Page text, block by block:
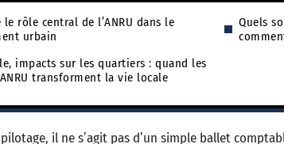
rôle central de l’ANRU dans le
urbain
Quels
impacts sur les quartiers : quand les
transforment la vie locale
il ne s’agit pas d’un simple ballet